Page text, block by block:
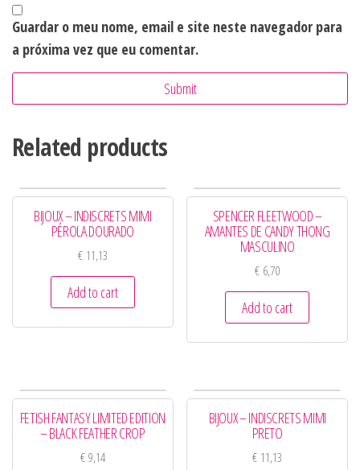
Guardar o meu nome, email e site neste navegador para
a próxima vez que eu comentar.
Related products
BIJOUX – INDISCRETS MIMI
PÉROLA DOURADO
€11,13
Add to cart
SPENCER FLEETWOOD –
AMANTES DE CANDY THONG
MASCULINO
€ 6,70
Add to cart
FETISH FANTASY LIMITED EDITION
– BLACK FEATHER CROP
€9,14
BIJOUX – INDISCRETS MIMI
PRETO
€ 11,13